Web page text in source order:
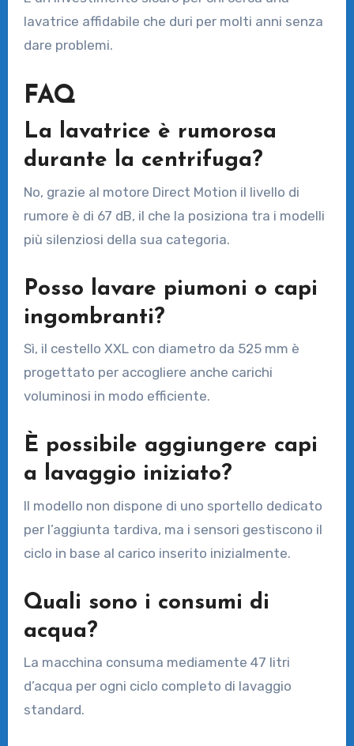
lavatrice affidabile che duri per molti anni senza
dare problemi.
FAQ
La lavatrice è rumorosa
durante la centrifuga?
No, grazie al motore Direct Motion il livello di
rumore è di 67 dB, il che la posiziona tra i modelli
più silenziosi della sua categoria.
Posso lavare piumoni o capi
ingombranti?
Sì, il cestello XXL con diametro da 525 mm è
progettato per accogliere anche carichi
voluminosi in modo efficiente.
È possibile aggiungere capi
a lavaggio iniziato?
Il modello non dispone di uno sportello dedicato
per l’aggiunta tardiva, ma i sensori gestiscono il
ciclo in base al carico inserito inizialmente.
Quali sono i consumi di
acqua?
La macchina consuma mediamente 47 litri
d’acqua per ogni ciclo completo di lavaggio
standard.